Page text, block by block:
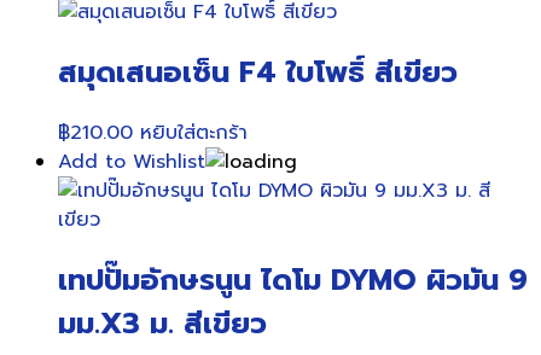
สมุดเสนอเซ็น F4 ใบโพธิ์ สีเขียว
฿210.00 หยิบใส่ตะกร้า
Add to Wishlist
เทปปั๊มอักษรนูน ไดโม DYMO ผิวมัน 9
มม.X3 ม. สีเขียว